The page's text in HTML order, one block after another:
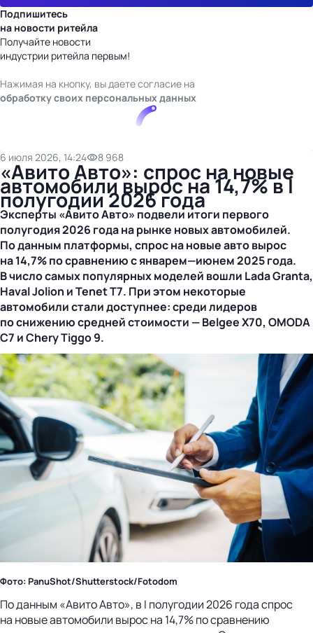
Подпишитесь
на новости ритейла
Получайте новости
индустрии ритейла первым!
Нажимая на кнопку, вы даете согласие на
обработку своих персональных данных
6 июля 2026, 14:24 8 968
«Авито Авто»: спрос на новые
автомобили вырос на 14,7% в I
полугодии 2026 года
Эксперты «Авито Авто» подвели итоги первого
полугодия 2026 года на рынке новых автомобилей.
По данным платформы, спрос на новые авто вырос
на 14,7% по сравнению с январем—июнем 2025 года.
В число самых популярных моделей вошли Lada Granta,
Haval Jolion и Tenet T7. При этом некоторые
автомобили стали доступнее: среди лидеров
по снижению средней стоимости — Belgee X70, OMODA
C7 и Chery Tiggo 9.
Фото: PanuShot/Shutterstock/Fotodom
По данным «Авито Авто», в I полугодии 2026 года спрос
на новые автомобили вырос на 14,7% по сравнению